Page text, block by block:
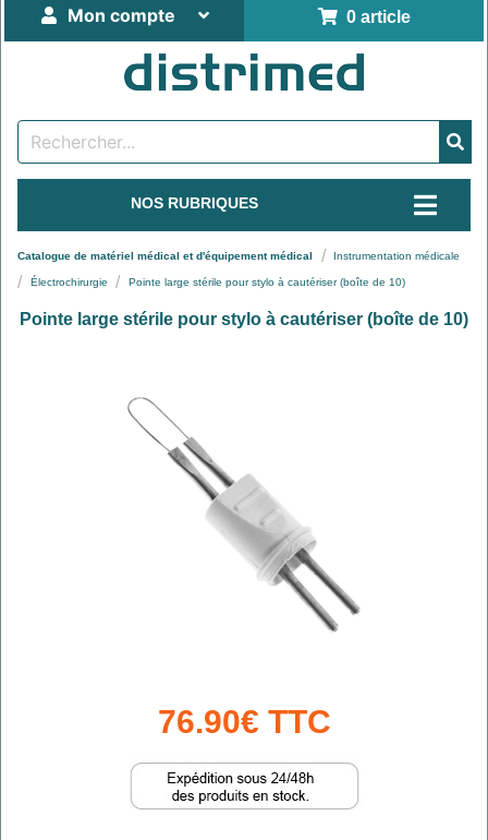
0 article
Mon compte
NOS RUBRIQUES
Catalogue de matériel médical et d'équipement médical Instrumentation médicale
Électrochirurgie Pointe large stérile pour stylo à cautériser (boîte de 10)
Pointe large stérile pour stylo à cautériser (boîte de 10)
76.90€ TTC